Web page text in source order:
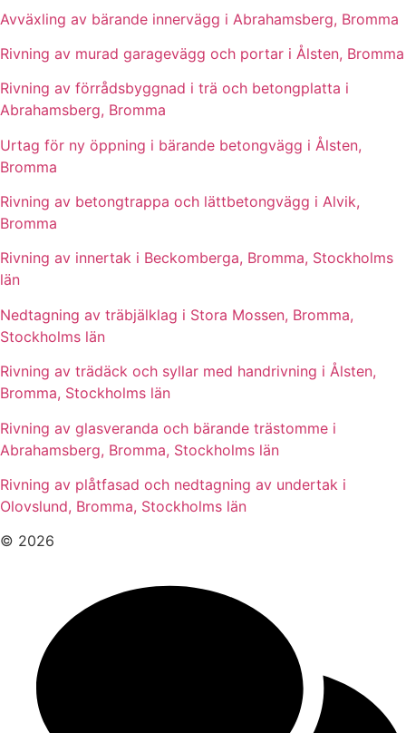
Avväxling av bärande innervägg i Abrahamsberg, Bromma
Rivning av murad garagevägg och portar i Ålsten, Bromma
Rivning av förrådsbyggnad i trä och betongplatta i
Abrahamsberg, Bromma
Urtag för ny öppning i bärande betongvägg i Ålsten,
Bromma
Rivning av betongtrappa och lättbetongvägg i Alvik,
Bromma
Rivning av innertak i Beckomberga, Bromma, Stockholms
län
Nedtagning av träbjälklag i Stora Mossen, Bromma,
Stockholms län
Rivning av trädäck och syllar med handrivning i Ålsten,
Bromma, Stockholms län
Rivning av glasveranda och bärande trästomme i
Abrahamsberg, Bromma, Stockholms län
Rivning av plåtfasad och nedtagning av undertak i
Olovslund, Bromma, Stockholms län
© 2026